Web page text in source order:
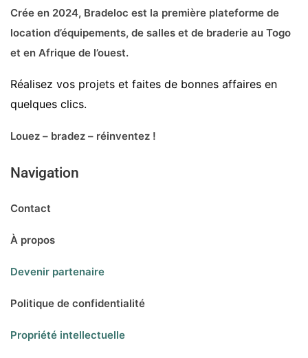
Crée en 2024, Bradeloc est la première plateforme de
location d’équipements, de salles et de braderie au Togo
et en Afrique de l’ouest.
Réalisez vos projets et faites de bonnes affaires en
quelques clics.
Louez – bradez – réinventez !
Navigation
Contact
À propos
Devenir partenaire
Politique de confidentialité
Propriété intellectuelle